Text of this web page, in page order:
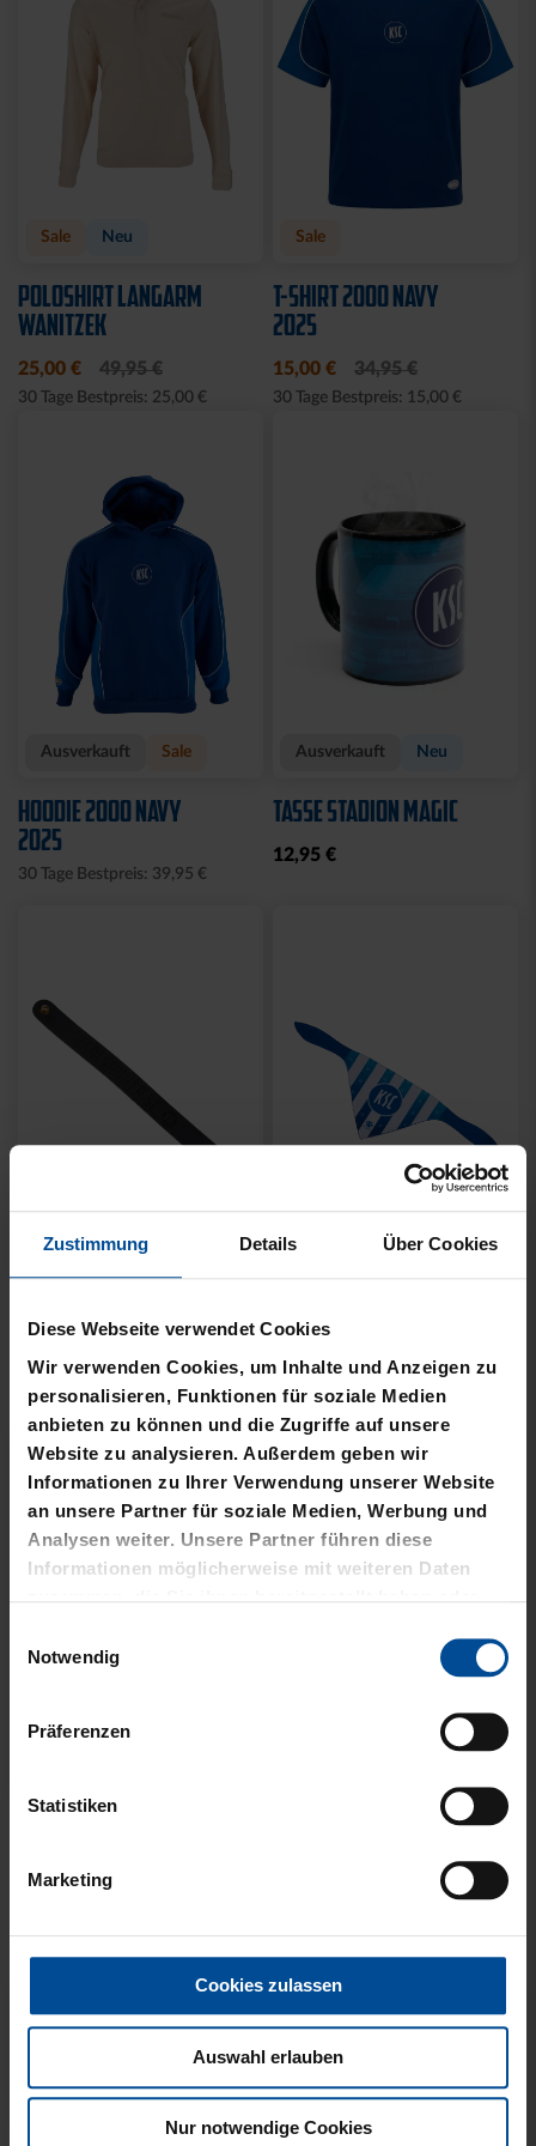
Zustimmung Details Über Cookies
Diese Webseite verwendet Cookies
Wir verwenden Cookies, um Inhalte und Anzeigen zu
personalisieren, Funktionen für soziale Medien
anbieten zu können und die Zugriffe auf unsere
Website zu analysieren. Außerdem geben wir
Informationen zu Ihrer Verwendung unserer Website
an unsere Partner für soziale Medien, Werbung und
Analysen weiter. Unsere Partner führen diese
Informationen möglicherweise mit weiteren Daten
gesammelt haben.
Notwendig
Präferenzen
Statistiken
Marketing
Cookies zulassen
Auswahl erlauben
Nur notwendige Cookies
Sale Neu
POLOSHIRT LANGARM
WANITZEK
25,00 € 49,95 €
30 Tage Bestpreis: 25,00 €
Sale
T-SHIRT 2000 NAVY
2025
15,00 € 34,95 €
30 Tage Bestpreis: 15,00 €
Ausverkauft Sale
HOODIE 2000 NAVY
2025
30 Tage Bestpreis: 39,95 €
Ausverkauft Neu
TASSE STADION MAGIC
12,95 €
SCHWARZ SCHRIFTZUG
19,95 €
STREIFEN
14,95 €
21,95 €
14,95 €